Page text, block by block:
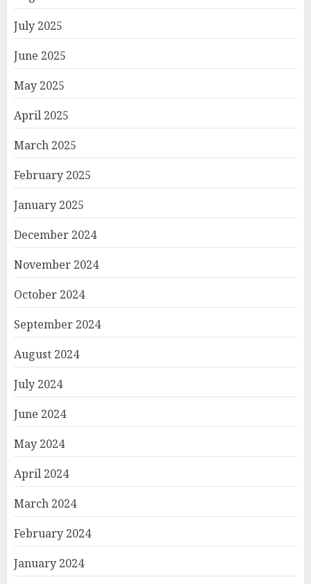
July 2025
June 2025
May 2025
April 2025
March 2025
February 2025
January 2025
December 2024
November 2024
October 2024
September 2024
August 2024
July 2024
June 2024
May 2024
April 2024
March 2024
February 2024
January 2024